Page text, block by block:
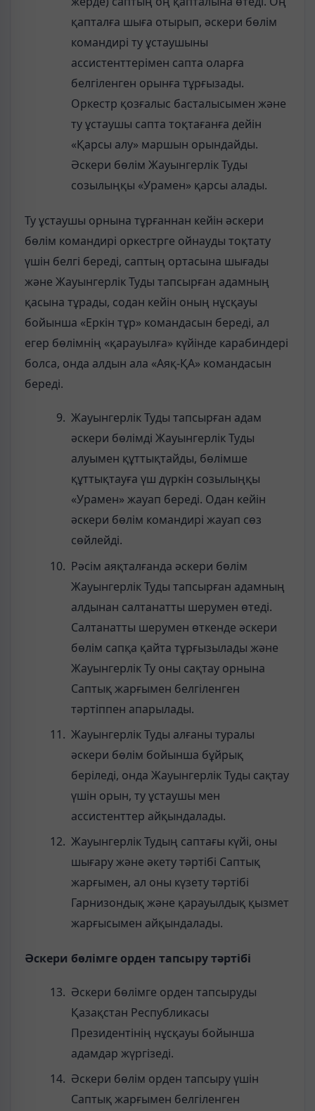
қапталға шыға отырып, әскери бөлім
командирі ту ұстаушыны
ассистенттерімен сапта оларға
белгіленген орынға тұрғызады.
Оркестр қозғалыс басталысымен және
ту ұстаушы сапта тоқтағанға дейін
«Қарсы алу» маршын орындайды.
Әскери бөлім Жауынгерлік Туды
созылыңқы «Урамен» қарсы алады.
Ту ұстаушы орнына тұрғаннан кейін әскери
бөлім командирі оркестрге ойнауды тоқтату
үшін белгі береді, саптың ортасына шығады
және Жауынгерлік Туды тапсырған адамның
қасына тұрады, содан кейін оның нұсқауы
бойынша «Еркін тұр» командасын береді, ал
егер бөлімнің «қарауылға» күйінде карабиндері
болса, онда алдын ала «Аяқ-ҚА» командасын
береді.
Жауынгерлік Туды тапсырған адам
әскери бөлімді Жауынгерлік Туды
алуымен құттықтайды, бөлімше
құттықтауға үш дүркін созылыңқы
«Урамен» жауап береді. Одан кейін
әскери бөлім командирі жауап сөз
сөйлейді.
Рәсім аяқталғанда әскери бөлім
Жауынгерлік Туды тапсырған адамның
алдынан салтанатты шерумен өтеді.
Салтанатты шерумен өткенде әскери
бөлім сапқа қайта тұрғызылады және
Жауынгерлік Ту оны сақтау орнына
Саптық жарғымен белгіленген
тәртіппен апарылады.
Жауынгерлік Туды алғаны туралы
әскери бөлім бойынша бұйрық
беріледі, онда Жауынгерлік Туды сақтау
үшін орын, ту ұстаушы мен
ассистенттер айқындалады.
Жауынгерлік Тудың саптағы күйі, оны
шығару және әкету тәртібі Саптық
жарғымен, ал оны күзету тәртібі
Гарнизондық және қарауылдық қызмет
жарғысымен айқындалады.
Әскери бөлімге орден тапсыру тәртібі
Әскери бөлімге орден тапсыруды
Қазақстан Республикасы
Президентінің нұсқауы бойынша
адамдар жүргізеді.
Әскери бөлім орден тапсыру үшін
Саптық жарғымен белгіленген